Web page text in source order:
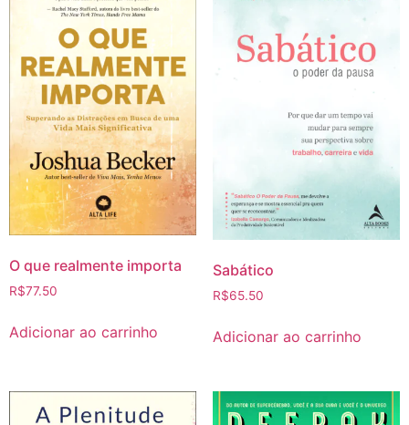
O que realmente importa
R$77.50
Adicionar ao carrinho
Sabático
R$65.50
Adicionar ao carrinho